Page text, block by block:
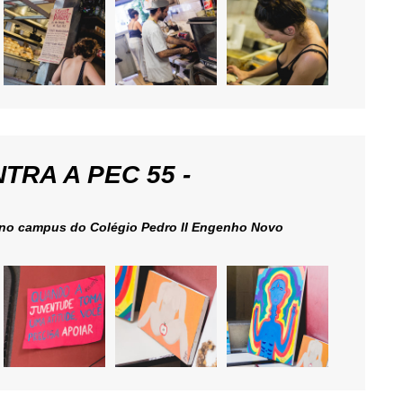
A PEC 55 -
campus do Colégio Pedro II Engenho Novo